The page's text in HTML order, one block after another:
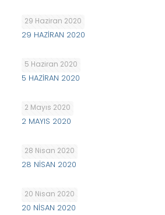
29 Haziran 2020
29 HAZİRAN 2020
5 Haziran 2020
5 HAZİRAN 2020
2 Mayıs 2020
2 MAYIS 2020
28 Nisan 2020
28 NİSAN 2020
20 Nisan 2020
20 NİSAN 2020